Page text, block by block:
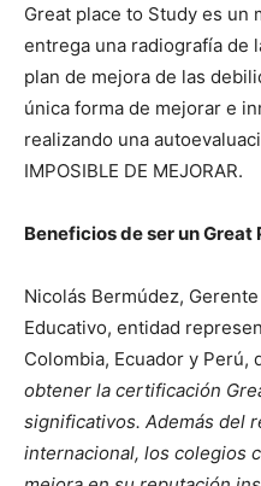
Great place to Study es un
entrega una radiografía de
plan de mejora de las
única forma de mejorar e
realizando una
IMPOSIBLE DE MEJORAR.
Beneficios de ser un Great
Nicolás Bermúdez,
Educativo, entidad
Colombia, Ecuador y Perú,
obtener la certificación
significativos. Además del
internacional, los colegios